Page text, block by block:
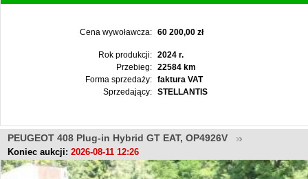
Cena wywoławcza: 60 200,00 zł
Rok produkcji:
2024 r.
Przebieg:
22584 km
Forma sprzedaży:
faktura VAT
Sprzedający:
STELLANTIS
PEUGEOT 408 Plug-in Hybrid GT EAT, OP4926V
Koniec aukcji: 2026-08-11 12:26